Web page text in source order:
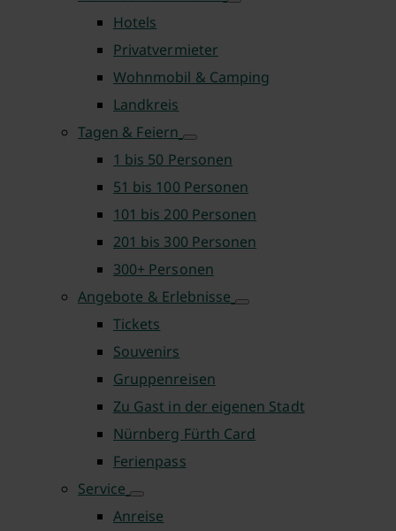
Hotels
Privatvermieter
Wohnmobil & Camping
Landkreis
Tagen & Feiern
1 bis 50 Personen
51 bis 100 Personen
101 bis 200 Personen
201 bis 300 Personen
300+ Personen
Angebote & Erlebnisse
Tickets
Souvenirs
Gruppenreisen
Zu Gast in der eigenen Stadt
Nürnberg Fürth Card
Ferienpass
Service
Anreise